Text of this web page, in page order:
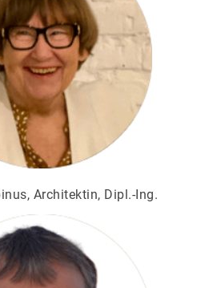
Architektin, Dipl.-Ing.